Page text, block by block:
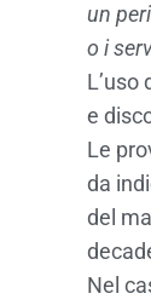
un
o i
e
Le
da
del
Nel